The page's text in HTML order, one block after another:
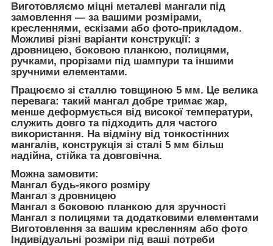
Виготовляємо міцні металеві мангали під
замовлення — за вашими розмірами,
кресленнями, ескізами або фото-прикладом.
Можливі різні варіанти конструкції: з
дровницею, боковою планкою, полицями,
ручками, прорізами під шампури та іншими
зручними елементами.
Працюємо зі сталлю товщиною 5 мм. Це велика
перевага: такий мангал добре тримає жар,
менше деформується від високої температури,
служить довго та підходить для частого
використання. На відміну від тонкостінних
мангалів, конструкція зі сталі 5 мм більш
надійна, стійка та довговічна.
Можна замовити:
Мангал будь-якого розміру
Мангал з дровницею
Мангал з боковою планкою для зручності
Мангал з полицями та додатковими елементами
Виготовлення за вашим кресленням або фото
Індивідуальні розміри під ваші потреби